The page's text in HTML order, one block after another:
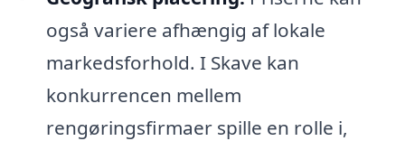
også variere afhængig af lokale
markedsforhold. I Skave kan
konkurrencen mellem
rengøringsfirmaer spille en rolle i,